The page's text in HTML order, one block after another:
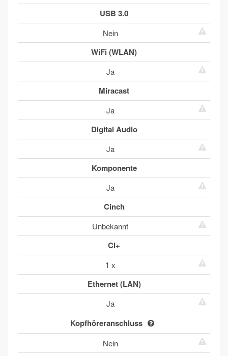
USB 3.0
Nein
WiFi (WLAN)
Ja
Miracast
Ja
Digital Audio
Ja
Komponente
Ja
Cinch
Unbekannt
CI+
1 x
Ethernet (LAN)
Ja
Kopfhöreranschluss
Nein